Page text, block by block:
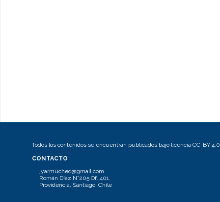
Todos los contenidos se encuentran publicados bajo licencia CC-BY 4.0
CONTACTO
jyarmuched@gmail.com
Román Díaz N°205 Of. 401.
Providencia, Santiago, Chile